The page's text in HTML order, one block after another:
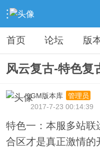
› 教程广告专区 › 广告专
首页 论坛 版
风云复古-特色复
GM版本库
管理员
2017-7-23 00:14:39
特色一：本服多站联
合区才是真正激情的